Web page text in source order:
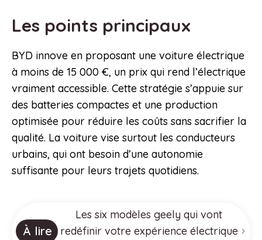
Les points principaux
BYD innove en proposant une voiture électrique
à moins de 15 000 €, un prix qui rend l’électrique
vraiment accessible. Cette stratégie s’appuie sur
des batteries compactes et une production
optimisée pour réduire les coûts sans sacrifier la
qualité. La voiture vise surtout les conducteurs
urbains, qui ont besoin d’une autonomie
suffisante pour leurs trajets quotidiens.
À lire
Les six modèles geely qui vont
redéfinir votre expérience électrique